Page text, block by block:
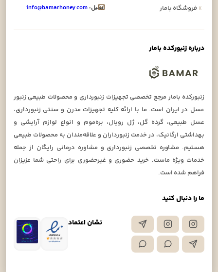
ما را دنبال کنید
نشان اعتماد
»فروشگاه بامار
ایمیل: info@bamarhoney.com
درباره زنبورکده بامار
زنبورکده بامار مرجع تخصصی تجهیزات زنبورداری و محصولات طبیعی زنبور
عسل در ایران است. ما با ارائه کلیه تجهیزات مدرن و سنتی زنبورداری،
عسل طبیعی، گرده گل، ژل رویال، بره‌موم و انواع لوازم آرایشی و
بهداشتی ارگانیک، در خدمت زنبورداران و علاقه‌مندان به محصولات طبیعی
هستیم. مشاوره تخصصی زنبورداری و مشاوره درمانی رایگان از جمله
خدمات ویژه ماست. خرید حضوری و غیرحضوری برای راحتی شما عزیزان
فراهم شده است.